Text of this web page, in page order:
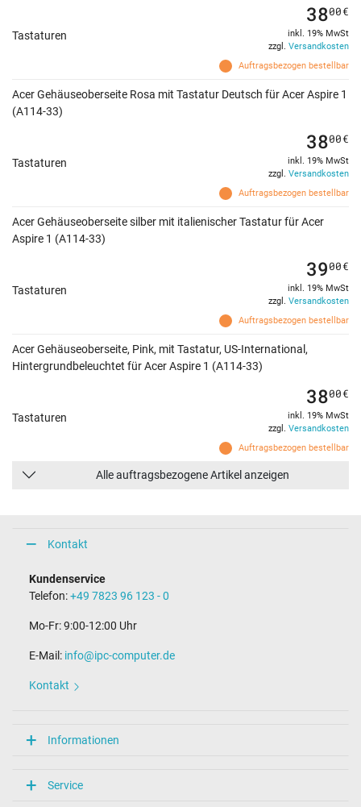
Tastaturen
Auftragsbezogen bestellbar
3800€
inkl. 19% MwSt
zzgl. Versandkosten
Acer Gehäuseoberseite Rosa mit Tastatur Deutsch für Acer Aspire 1
(A114-33)
Tastaturen
Auftragsbezogen bestellbar
3800€
inkl. 19% MwSt
zzgl. Versandkosten
Acer Gehäuseoberseite silber mit italienischer Tastatur für Acer
Aspire 1 (A114-33)
Tastaturen
Auftragsbezogen bestellbar
3900€
inkl. 19% MwSt
zzgl. Versandkosten
Acer Gehäuseoberseite, Pink, mit Tastatur, US-International,
Hintergrundbeleuchtet für Acer Aspire 1 (A114-33)
Tastaturen
Auftragsbezogen bestellbar
3800€
inkl. 19% MwSt
zzgl. Versandkosten
Alle auftragsbezogene Artikel anzeigen
Kontakt
Kundenservice
Telefon:+49 7823 96 123 - 0
Mo-Fr: 9:00-12:00 Uhr
E-Mail: info@ipc-computer.de
Kontakt
Informationen
Service